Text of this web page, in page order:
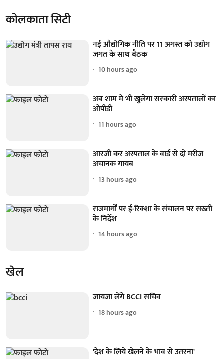
कोलकाता सिटी
नई औद्योगिक नीति पर 11 अगस्त को उद्योग
जगत के साथ बैठक
10 hours ago
अब शाम में भी खुलेगा सरकारी अस्पतालों का
ओपीडी
11 hours ago
आरजी कर अस्पताल के वार्ड से दो मरीज
अचानक गायब
13 hours ago
राजमार्गों पर ई-रिक्शा के संचालन पर सख्ती
के निर्देश
14 hours ago
खेल
जायजा लेंगे BCCI सचिव
18 hours ago
'देश के लिये खेलने के भाव से उतरना'